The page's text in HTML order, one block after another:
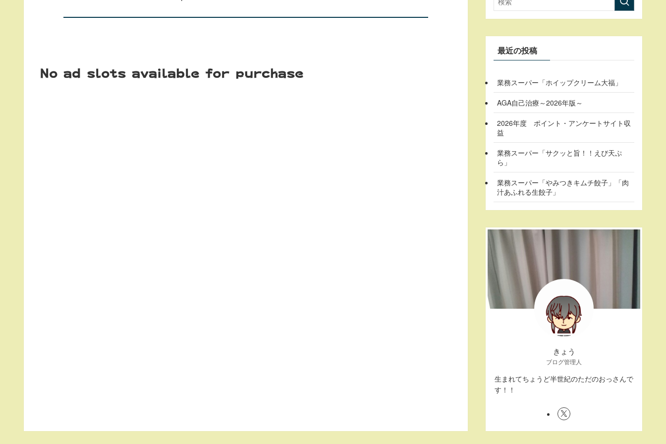
No ad slots available for purchase
最近の投稿
業務スーパー「ホイップクリーム大福」
AGA自己治療～2026年版～
2026年度 ポイント・アンケートサイト収
益
業務スーパー「サクッと旨！！えび天ぷ
ら」
業務スーパー「やみつきキムチ餃子」「肉
汁あふれる生餃子」
きょう
ブログ管理人
生まれてちょうど半世紀のただのおっさんで
す！！